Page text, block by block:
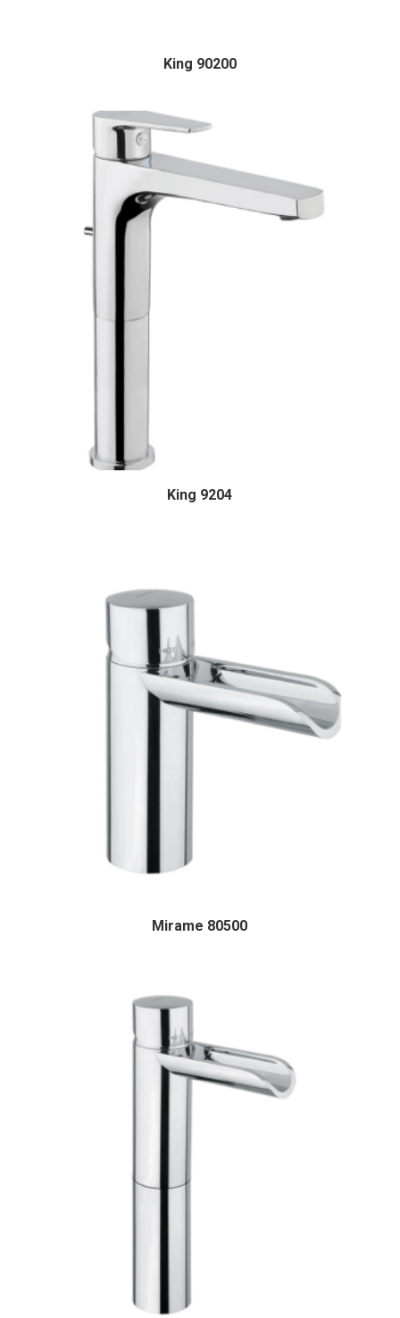
King 90200
King 9204
Mirame 80500